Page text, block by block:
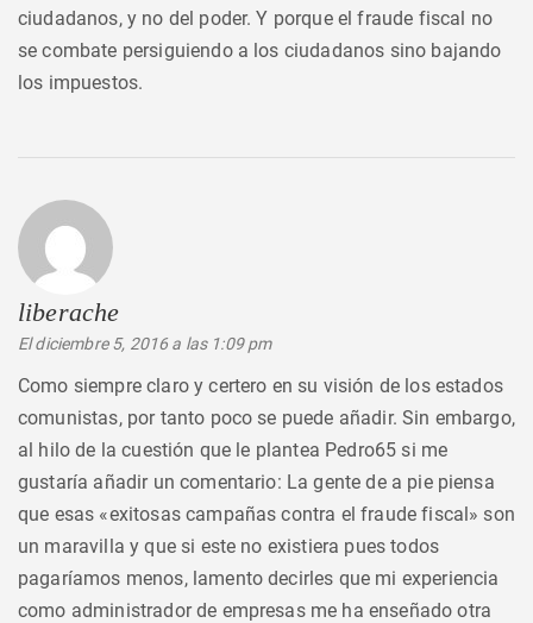
ciudadanos, y no del poder. Y porque el fraude fiscal no
se combate persiguiendo a los ciudadanos sino bajando
los impuestos.
liberache
El diciembre 5, 2016 a las 1:09 pm
Como siempre claro y certero en su visión de los estados
comunistas, por tanto poco se puede añadir. Sin embargo,
al hilo de la cuestión que le plantea Pedro65 si me
gustaría añadir un comentario: La gente de a pie piensa
que esas «exitosas campañas contra el fraude fiscal» son
un maravilla y que si este no existiera pues todos
pagaríamos menos, lamento decirles que mi experiencia
como administrador de empresas me ha enseñado otra